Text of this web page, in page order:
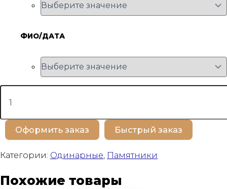
ФИО/ДАТА
Количество
товара
Оформить заказ Быстрый заказ
Категории: Одинарные Памятники
Похожие товары